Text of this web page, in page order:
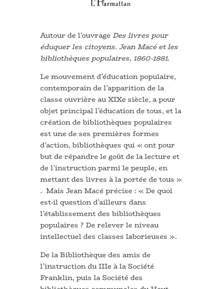
Autour de l’ouvrage Des livres pour
éduquer les citoyens. Jean Macé et les
bibliothèques populaires, 1860-1881.
Le mouvement d’éducation populaire,
contemporain de l’apparition de la
classe ouvrière au XIXe siècle, a pour
objet principal l’éducation de tous, et la
création de bibliothèques populaires
est une de ses premières formes
d’action, bibliothèques qui « ont pour
but de répandre le goût de la lecture et
de l’instruction parmi le peuple, en
mettant des livres à la portée de tous »
. Mais Jean Macé précise : « De quoi
est-il question d’ailleurs dans
l’établissement des bibliothèques
populaires ? De relever le niveau
intellectuel des classes laborieuses ».
De la Bibliothèque des amis de
l’instruction du IIIe à la Société
Franklin, puis la Société des